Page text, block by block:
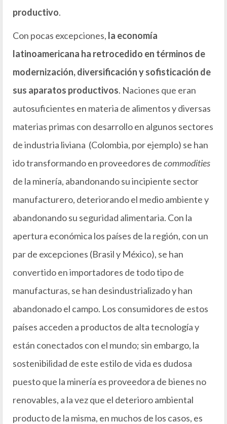
productivo.
Con pocas excepciones, la economía
latinoamericana ha retrocedido en términos de
modernización, diversificación y sofisticación de
sus aparatos productivos. Naciones que eran
autosuficientes en materia de alimentos y diversas
materias primas con desarrollo en algunos sectores
de industria liviana (Colombia, por ejemplo) se han
ido transformando en proveedores decommodities
de la minería, abandonando su incipiente sector
manufacturero, deteriorando el medio ambiente y
abandonando su seguridad alimentaria. Con la
apertura económica los países de la región, con un
par de excepciones (Brasil y México), se han
convertido en importadores de todo tipo de
manufacturas, se han desindustrializado y han
abandonado el campo. Los consumidores de estos
países acceden a productos de alta tecnología y
están conectados con el mundo; sin embargo, la
sostenibilidad de este estilo de vida es dudosa
puesto que la minería es proveedora de bienes no
renovables, a la vez que el deterioro ambiental
producto de la misma, en muchos de los casos, es